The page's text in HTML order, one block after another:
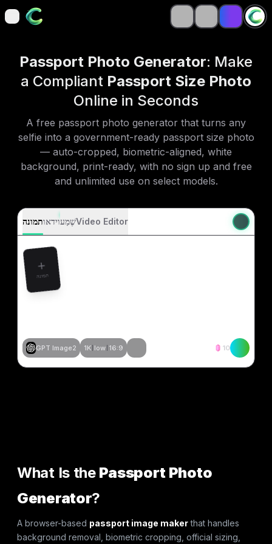
open navigation menu
open navigation menu
Passport Photo Generator: Make
a Compliant Passport Size Photo
Online in Seconds
A free passport photo generator that turns any
selfie into a government-ready passport size photo
— auto-cropped, biometric-aligned, white
background, print-ready, with no sign up and free
and unlimited use on select models.
תמונהוידאושֶׁמַעVideo Editor
תמונה
GPT Image2 1K low 16:9 10
What Is the Passport Photo
Generator?
A browser-based passport image makerthat handles
background removal, biometric cropping, official sizing,